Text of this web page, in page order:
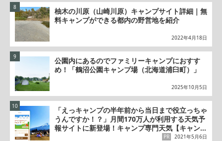
柚木の川原（山崎川原）キャンプサイト詳細｜無
料キャンプができる都内の野営地を紹介
2022年4月18日
公園内にあるのでファミリーキャンプにおすす
め！「鶴沼公園キャンプ場（北海道浦臼町）」
2025年10月5日
「えっキャンプの半年前から当日まで役立っちゃ
うんですか！？」月間170万人が利用する天気予
報サイトに新登場！キャンプ専門天気【キャンプ
2021年5月6日
PR